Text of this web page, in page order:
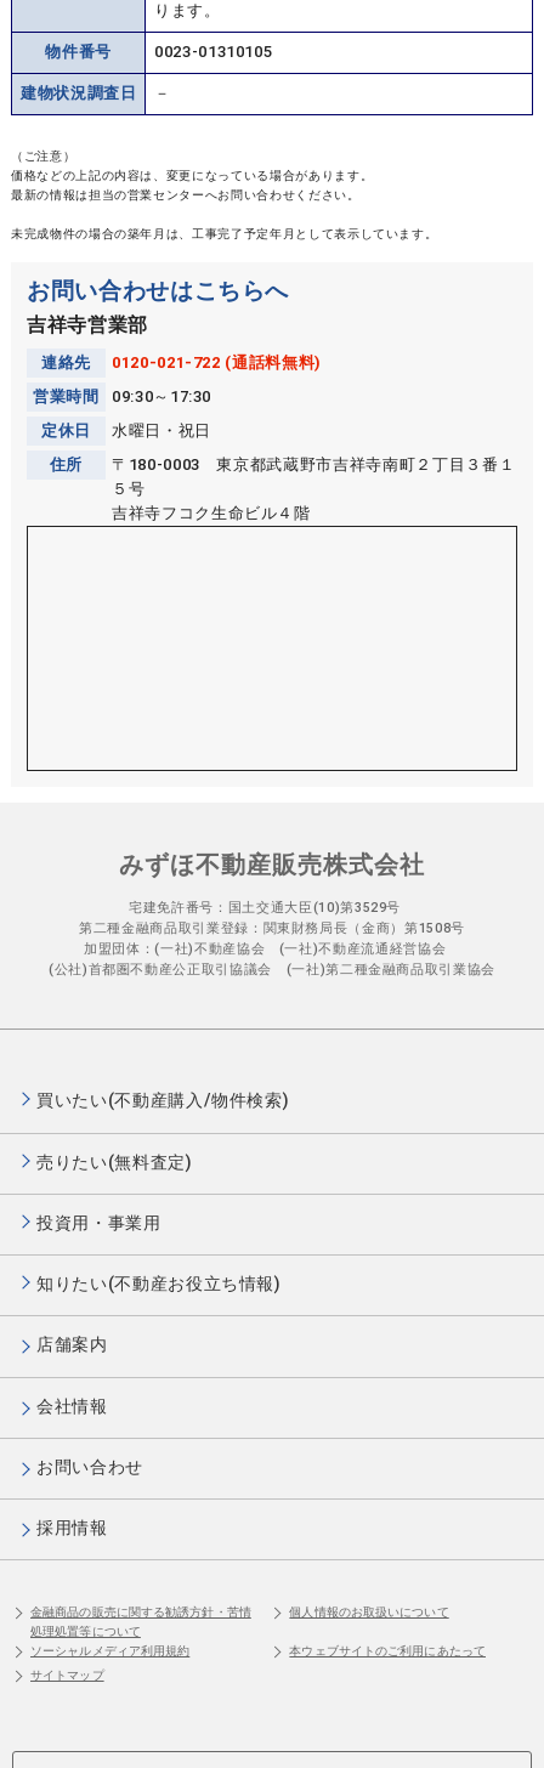
ります。
物件番号 0023-01310105
建物状況調査日 －
（ご注意）
価格などの上記の内容は、変更になっている場合があります。
最新の情報は担当の営業センターへお問い合わせください。
未完成物件の場合の築年月は、工事完了予定年月として表示しています。
お問い合わせはこちらへ
吉祥寺営業部
連絡先
0120-021-722 (通話料無料)
営業時間
09:30～17:30
定休日
水曜日・祝日
住所
〒180-0003 東京都武蔵野市吉祥寺南町２丁目３番１
５号
吉祥寺フコク生命ビル４階
みずほ不動産販売株式会社
宅建免許番号：国土交通大臣(10)第3529号
第二種金融商品取引業登録：関東財務局長（金商）第1508号
加盟団体：(一社)不動産協会 (一社)不動産流通経営協会
(公社)首都圏不動産公正取引協議会 (一社)第二種金融商品取引業協会
買いたい(不動産購入/物件検索)
売りたい(無料査定)
投資用・事業用
知りたい(不動産お役立ち情報)
店舗案内
会社情報
お問い合わせ
採用情報
金融商品の販売に関する勧誘方針・苦情
処理処置等について
個人情報のお取扱いについて
ソーシャルメディア利用規約
本ウェブサイトのご利用にあたって
サイトマップ